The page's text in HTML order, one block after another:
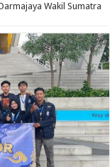
Wakil Sumatra